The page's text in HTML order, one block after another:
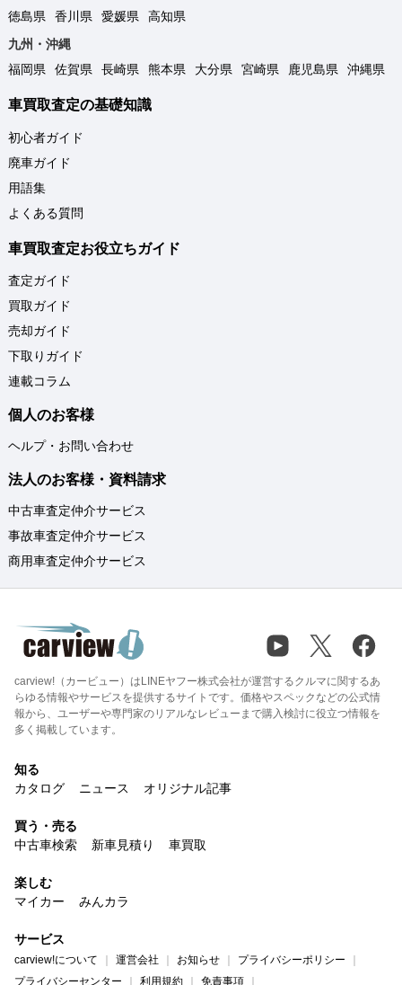
徳島県
香川県 愛媛県
高知県
九州・沖縄
福岡県
佐賀県 長崎県 熊本県 大分県 宮崎県 鹿児島県 沖縄県
車買取査定の基礎知識
初心者ガイド
廃車ガイド
用語集
よくある質問
車買取査定お役立ちガイド
査定ガイド
買取ガイド
売却ガイド
下取りガイド
連載コラム
個人のお客様
ヘルプ・お問い合わせ
法人のお客様・資料請求
中古車査定仲介サービス
事故車査定仲介サービス
商用車査定仲介サービス
carview!（カービュー）はLINEヤフー株式会社が運営するクルマに関するあ
らゆる情報やサービスを提供するサイトです。価格やスペックなどの公式情
報から、ユーザーや専門家のリアルなレビューまで購入検討に役立つ情報を
多く掲載しています。
知る
カタログ
ニュース オリジナル記事
買う・売る
中古車検索
新車見積り 車買取
楽しむ
マイカー
みんカラ
サービス
carview!について 運営会社 お知らせ
プライバシーポリシー
プライバシーセンター
利用規約 免責事項